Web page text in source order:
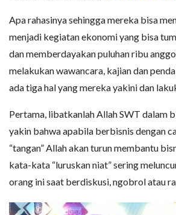
Apa rahasinya sehingga mereka bisa
menjadi kegiatan ekonomi yang bisa
dan memberdayakan puluhan ribu
melakukan wawancara, kajian dan
ada tiga hal yang mereka yakini dan
Pertama, libatkanlah Allah SWT dalam
yakin bahwa apabila berbisnis dengan
“tangan” Allah akan turun membantu
kata-kata “luruskan niat” sering
orang ini saat berdiskusi, ngobrol atau